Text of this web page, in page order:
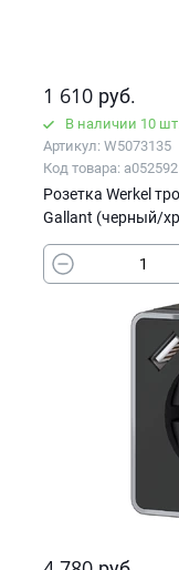
1 610 руб.
В наличии 10
Артикул: W5073135
Код товара: a052592
Розетка Werkel
Gallant (черный/